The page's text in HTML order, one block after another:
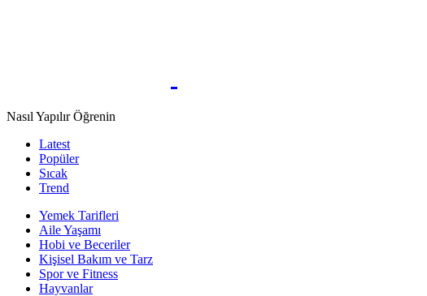
Nasıl Yapılır Öğrenin
Latest
Popüler
Sıcak
Trend
Yemek Tarifleri
Aile Yaşamı
Hobi ve Beceriler
Kişisel Bakım ve Tarz
Spor ve Fitness
Hayvanlar